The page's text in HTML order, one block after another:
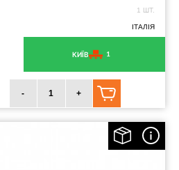
1 ШТ.
ІТАЛІЯ
КИЇВ 1
- +